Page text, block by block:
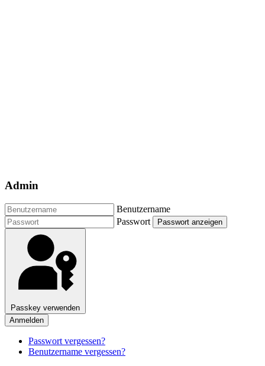
Admin
Benutzername
Passwort
Passwort anzeigen
Passkey verwenden
Anmelden
Passwort vergessen?
Benutzername vergessen?